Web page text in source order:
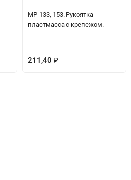
МР-133, 153. Рукоятка
пластмасса с крепежом.
211,40 ₽